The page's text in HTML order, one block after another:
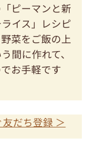
ピーマンと新
イス」レシピ
菜をご飯の上
間に作れて、
お手軽です
だち登録 ＞